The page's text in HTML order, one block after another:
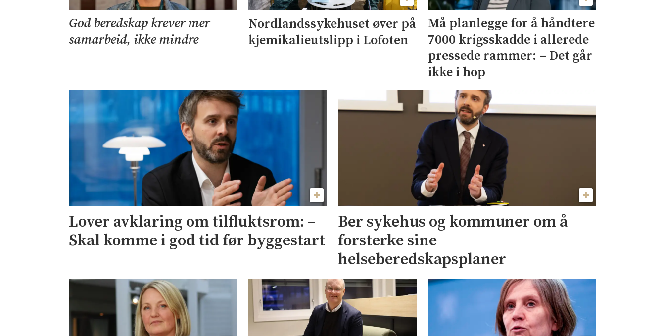
God beredskap krever mer
samarbeid, ikke mindre
Nordlandssykehuset øver på
kjemikalieutslipp i Lofoten
Må planlegge for å håndtere
7000 krigsskadde i allerede
pressede rammer: – Det går
ikke i hop
Lover avklaring om tilfluktsrom: –
Skal komme i god tid før byggestart
Ber sykehus og kommuner om å
forsterke sine
helseberedskapsplaner